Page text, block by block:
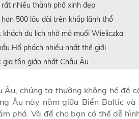
nhiều thành phố xinh đẹp
500 lâu đài trên khắp lãnh thổ
du lịch nhờ mỏ muối Wieliczka
Hổ phách nhiều nhất thế giới
gia tôn giáo nhất Châu Âu
Âu, chúng ta thường không hề đề
Âu này nằm giữa Biển Baltic
phá. Và để cho bạn có thể dễ